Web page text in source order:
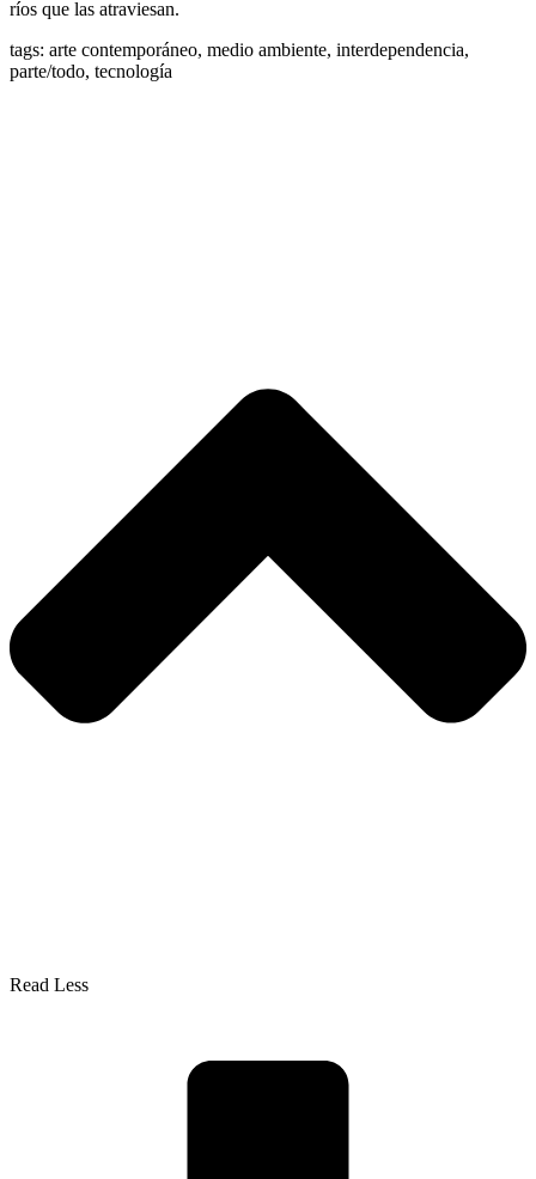
ríos que las atraviesan.
tags: arte contemporáneo, medio ambiente, interdependencia,
parte/todo, tecnología
Read Less